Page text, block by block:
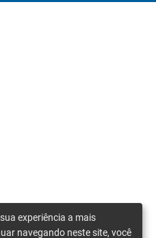
experiência a mais
navegando neste site, você